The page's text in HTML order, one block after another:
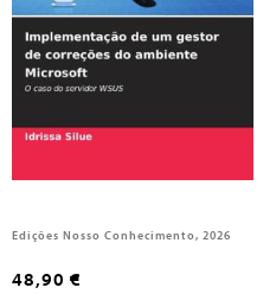
Silue, Idrissa
Implementação de um gestor de
Edições Nosso Conhecimento, 2026
48,90 €